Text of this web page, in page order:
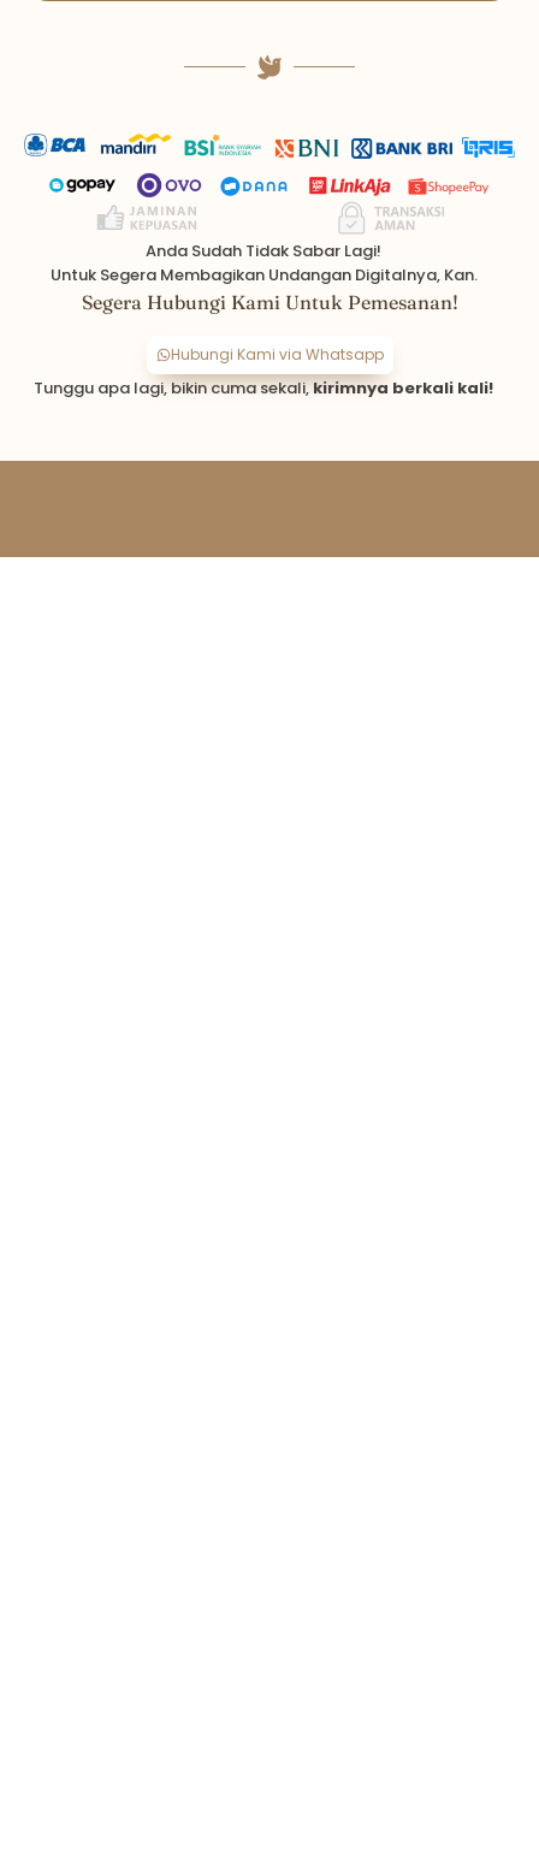
Anda Sudah Tidak Sabar Lagi!
Untuk Segera Membagikan Undangan Digitalnya, Kan.
Segera Hubungi Kami Untuk Pemesanan!
Hubungi Kami via Whatsapp
Tunggu apa lagi, bikin cuma sekali,kirimnya berkali kali!